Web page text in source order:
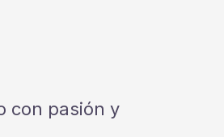
con pasión y